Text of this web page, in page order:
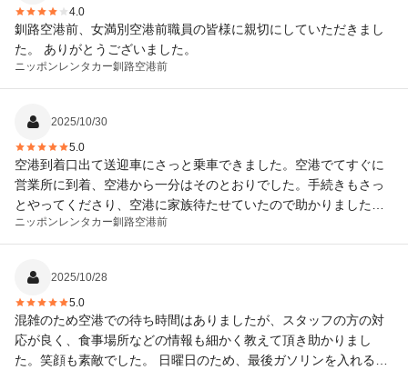
4.0
釧路空港前、女満別空港前職員の皆様に親切にしていただきまし
た。 ありがとうございました。
ニッポンレンタカー釧路空港前
2025/10/30
5.0
空港到着口出て送迎車にさっと乗車できました。空港でてすぐに
営業所に到着、空港から一分はそのとおりでした。手続きもさっ
とやってくださり、空港に家族待たせていたので助かりました。
また、エゾシカ飛び出しについて、実際の事故車両を見せながら
注意喚起してくれました。
ニッポンレンタカー釧路空港前
2025/10/28
5.0
混雑のため空港での待ち時間はありましたが、スタッフの方の対
応が良く、食事場所などの情報も細かく教えて頂き助かりまし
た。笑顔も素敵でした。 日曜日のため、最後ガソリンを入れるの